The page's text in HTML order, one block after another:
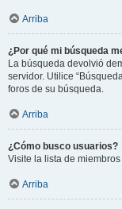
Arriba
¿Por qué mi búsqueda
La búsqueda devolvió
servidor. Utilice
foros de su búsqueda.
Arriba
¿Cómo busco usuarios?
Visite la lista de
Arriba